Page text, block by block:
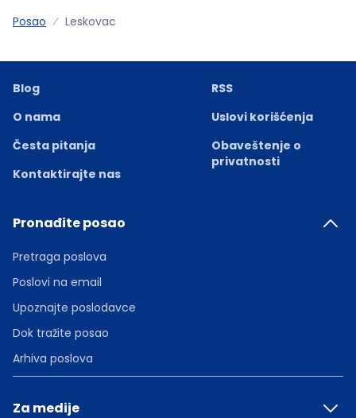
Posao Leskovac
Blog
O nama
Česta pitanja
Kontaktirajte nas
RSS
Uslovi korišćenja
Obaveštenje o
privatnosti
Pronađite posao
Pretraga poslova
Poslovi na email
Upoznajte poslodavce
Dok tražite posao
Arhiva poslova
Za medije